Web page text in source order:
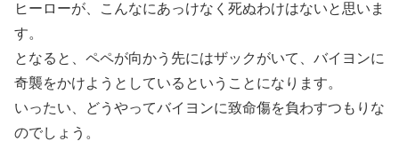
ヒーローが、こんなにあっけなく死ぬわけはないと思いま
す。
となると、ペペが向かう先にはザックがいて、バイヨンに
奇襲をかけようとしているということになります。
いったい、どうやってバイヨンに致命傷を負わすつもりな
のでしょう。